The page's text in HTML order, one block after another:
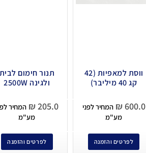
ווסת למאפיות (42
קג 40 מיליבר)
₪ 600.0
המחיר לפני
מע"מ
לפרטים והזמנה
תנור חימום
ולגינה 2500W
₪ 205.0
המחיר
מע"מ
לפרטים והזמנה